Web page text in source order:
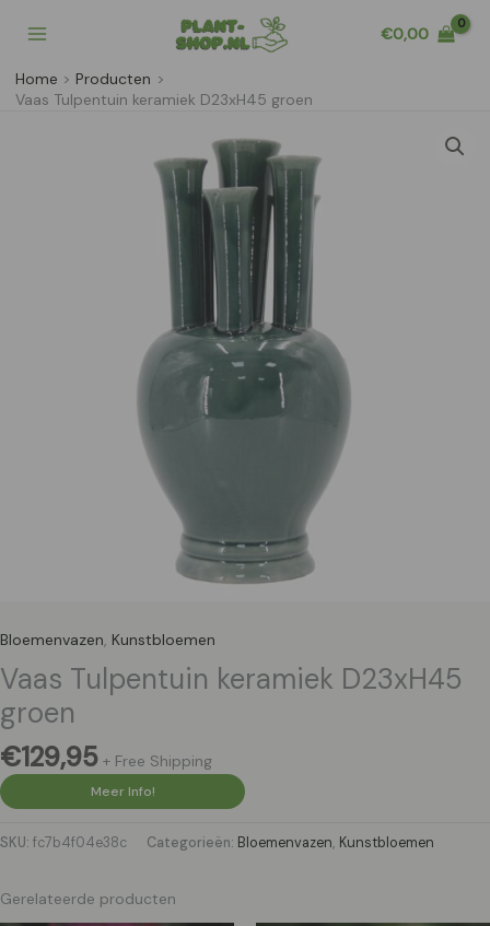
naar
inhoud
€0,00
Home
Producten
Vaas Tulpentuin keramiek D23xH45 groen
Bloemenvazen, Kunstbloemen
Vaas Tulpentuin keramiek D23xH45
groen
€129,95 + Free Shipping
Meer Info!
SKU: fc7b4f04e38c Categorieën: Bloemenvazen, Kunstbloemen
Gerelateerde producten